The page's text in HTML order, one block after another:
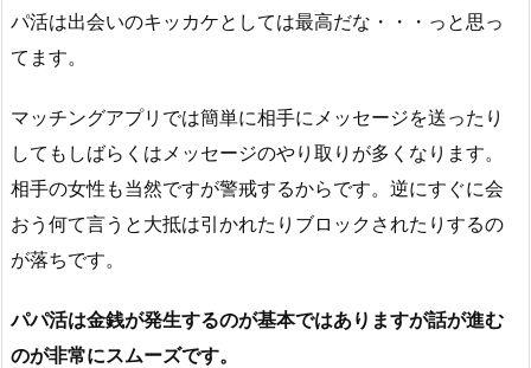
パ活は出会いのキッカケとしては最高だな・・・っと思っ
てます。
マッチングアプリでは簡単に相手にメッセージを送ったり
してもしばらくはメッセージのやり取りが多くなります。
相手の女性も当然ですが警戒するからです。逆にすぐに会
おう何て言うと大抵は引かれたりブロックされたりするの
が落ちです。
パパ活は金銭が発生するのが基本ではありますが話が進む
のが非常にスムーズです。